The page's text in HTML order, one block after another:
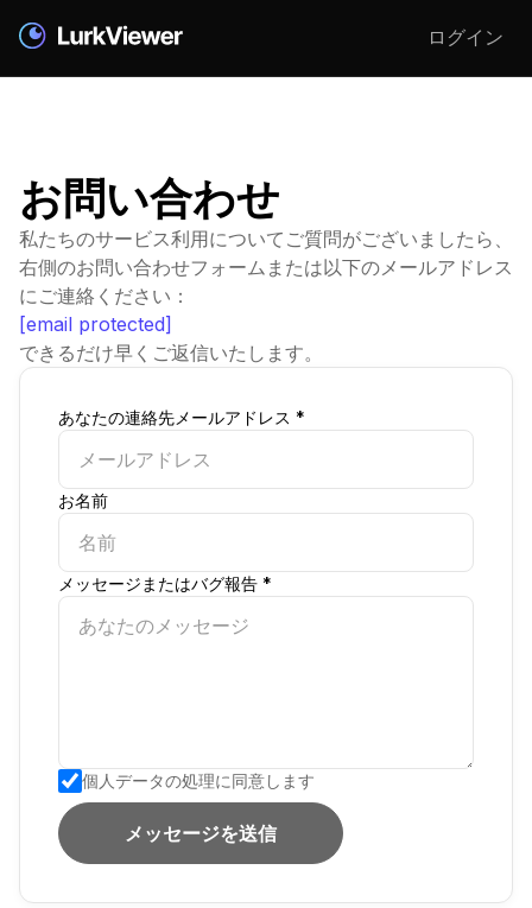
ログイン
お問い合わせ
私たちのサービス利用についてご質問がございましたら、
右側のお問い合わせフォームまたは以下のメールアドレス
にご連絡ください：
[email protected]
できるだけ早くご返信いたします。
あなたの連絡先メールアドレス *
お名前
メッセージまたはバグ報告 *
個人データの処理に同意します
メッセージを送信